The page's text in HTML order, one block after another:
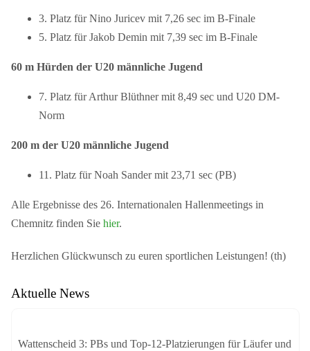
3. Platz für Nino Juricev mit 7,26 sec im B-Finale
5. Platz für Jakob Demin mit 7,39 sec im B-Finale
60 m Hürden der U20 männliche Jugend
7. Platz für Arthur Blüthner mit 8,49 sec und U20 DM-
Norm
200 m der U20 männliche Jugend
11. Platz für Noah Sander mit 23,71 sec (PB)
Alle Ergebnisse des 26. Internationalen Hallenmeetings in
Chemnitz finden Sie hier.
Herzlichen Glückwunsch zu euren sportlichen Leistungen! (th)
Aktuelle News
Wattenscheid 3: PBs und Top-12-Platzierungen für Läufer und